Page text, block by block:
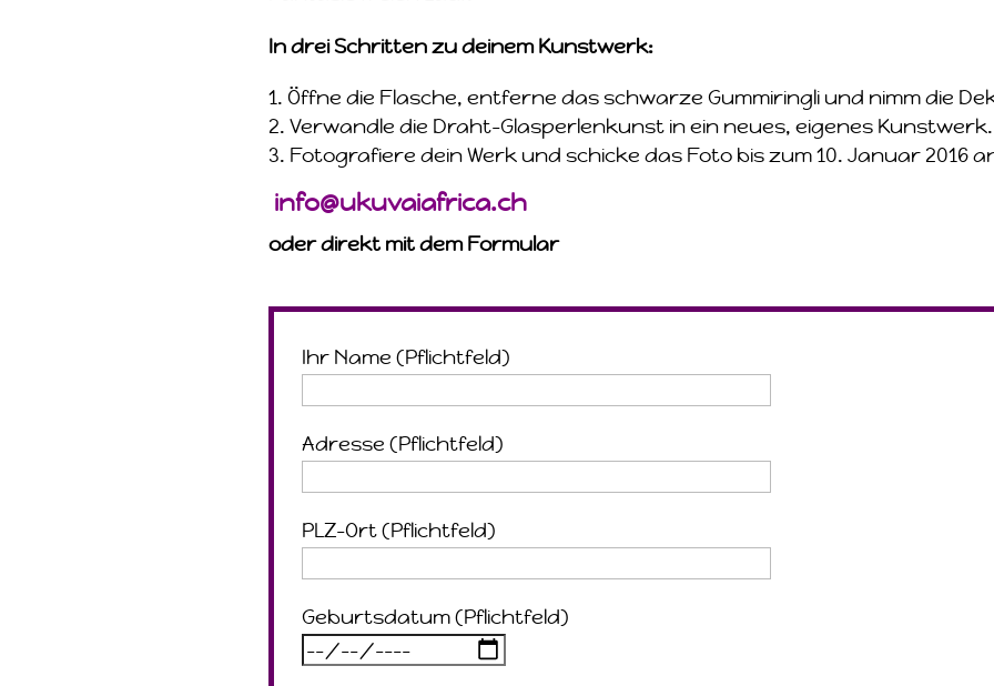
In drei Schritten zu deinem Kunstwerk:
Öffne die Flasche, entferne das schwarze Gummiringli und nimm die
Verwandle die Draht-Glasperlenkunst in ein neues, eigenes Kunstwerk.
Fotografiere dein Werk und schicke das Foto bis zum 10. Januar 2016
info@ukuvaiafrica.ch
oder direkt mit dem Formular
Ihr Name (Pflichtfeld)
Adresse (Pflichtfeld)
PLZ-Ort (Pflichtfeld)
Geburtsdatum (Pflichtfeld)